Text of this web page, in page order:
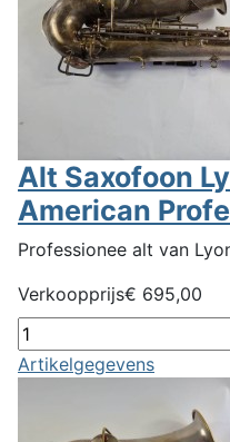
Alt Saxofoon
American
Professionee alt van
Verkoopprijs€ 695,00
Artikelgegevens